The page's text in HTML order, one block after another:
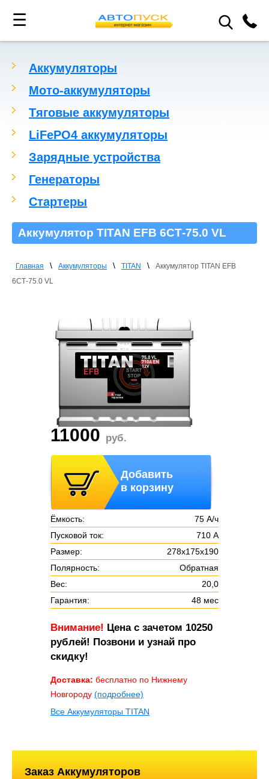
☰
Аккумуляторы
Мото-аккумуляторы
Тяговые аккумуляторы
LiFePO4 аккумуляторы
Зарядные устройства
Генераторы
Стартеры
Аккумулятор TITAN EFB 6СТ-75.0 VL
Главная \ Аккумуляторы \ TITAN \
Аккумулятор TITAN EFB
6СТ-75.0 VL
11000 руб.
Добавить
в корзину
Ёмкость:
75 А/ч
Пусковой ток:
710 А
Размер:
278х175х190
Полярность:
Обратная
Вес:
20,0
Гарантия:
48 мес
Внимание! Цена с зачетом 10250
рублей! Позвони и узнай про
скидку!
Доставка: бесплатно по Нижнему
Новгороду (подробнее)
Все Аккумуляторы TITAN
Заказ Аккумуляторов